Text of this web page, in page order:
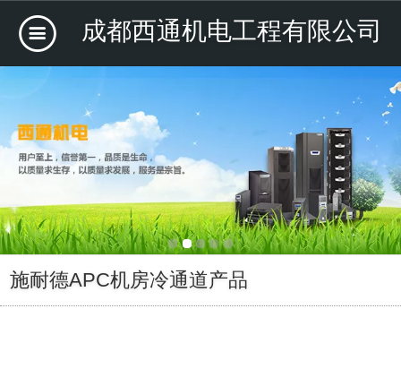
成都西通机电工程有限公司
施耐德APC机房冷通道产品